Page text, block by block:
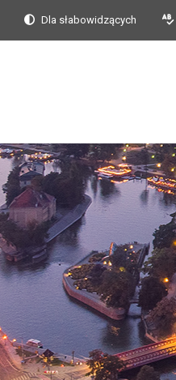
Dla słabowidzących